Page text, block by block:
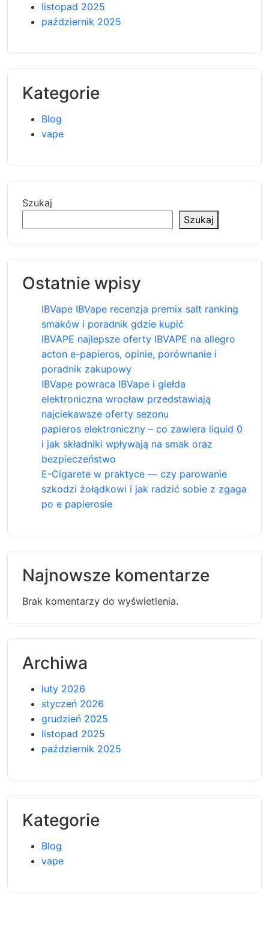
listopad 2025
październik 2025
Kategorie
Blog
vape
Szukaj
Szukaj
Ostatnie wpisy
IBVape IBVape recenzja premix salt ranking
smaków i poradnik gdzie kupić
IBVAPE najlepsze oferty IBVAPE na allegro
acton e-papieros, opinie, porównanie i
poradnik zakupowy
IBVape powraca IBVape i giełda
elektroniczna wrocław przedstawiają
najciekawsze oferty sezonu
papieros elektroniczny – co zawiera liquid 0
i jak składniki wpływają na smak oraz
bezpieczeństwo
E-Cigarete w praktyce — czy parowanie
szkodzi żołądkowi i jak radzić sobie z zgaga
po e papierosie
Najnowsze komentarze
Brak komentarzy do wyświetlenia.
Archiwa
luty 2026
styczeń 2026
grudzień 2025
listopad 2025
październik 2025
Kategorie
Blog
vape